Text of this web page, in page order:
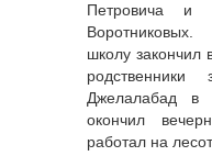
Петровича и
школу закончил
Джелалабад в
окончил
работал на